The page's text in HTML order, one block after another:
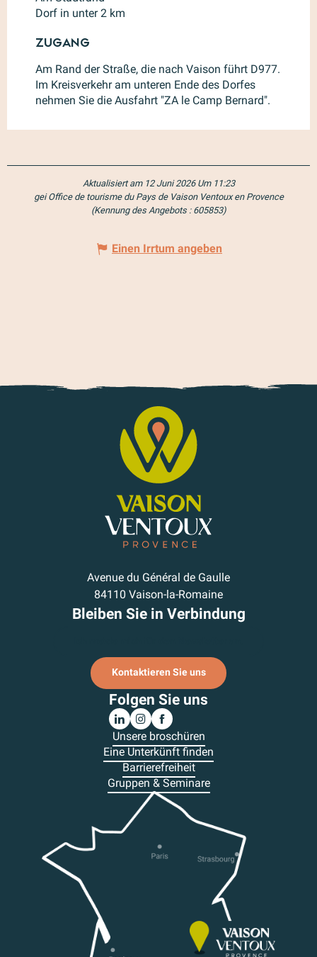
Dorf in unter 2 km
Zugang
Zugang
Am Rand der Straße, die nach Vaison führt D977.
Im Kreisverkehr am unteren Ende des Dorfes
nehmen Sie die Ausfahrt "ZA le Camp Bernard".
Aktualisiert am 12 Juni 2026 Um 11:23
gei Office de tourisme du Pays de Vaison Ventoux en Provence
(Kennung des Angebots : 605853)
Einen Irrtum angeben
Avenue du Général de Gaulle
84110 Vaison-la-Romaine
Bleiben Sie in Verbindung
Kontaktieren Sie uns
Folgen Sie uns
Unsere broschüren
Eine Unterkünft finden
Barrierefreiheit
Gruppen & Seminare